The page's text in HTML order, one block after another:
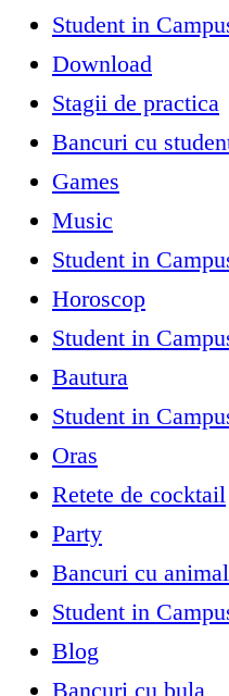
Student in
Download
Stagii de practica
Bancuri cu
Games
Music
Student in
Horoscop
Student in
Bautura
Student in
Oras
Retete de cocktail
Party
Bancuri cu
Student in
Blog
Bancuri cu bula